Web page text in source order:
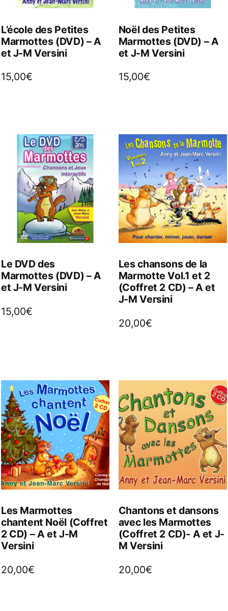
L’école des Petites
Marmottes (DVD) – A
et J-M Versini
15,00€
Noël des Petites
Marmottes (DVD) – A
et J-M Versini
15,00€
Le DVD des
Marmottes (DVD) – A
et J-M Versini
15,00€
Les chansons de la
Marmotte Vol.1 et 2
(Coffret 2 CD) – A et
J-M Versini
20,00€
Les Marmottes
chantent Noël (Coffret
2 CD) – A et J-M
Versini
20,00€
Chantons et dansons
avec les Marmottes
(Coffret 2 CD)- A et J-
M Versini
20,00€